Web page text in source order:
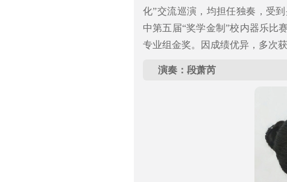
化”交流巡演，均担任独奏，受
中第五届“奖学金制”校内器乐比
专业组金奖。因成绩优异，多次
演奏：段萧芮